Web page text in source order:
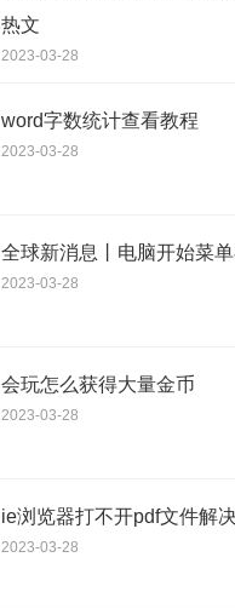
热文
2023-03-28
word字数统计查看教程
2023-03-28
全球新消息丨电脑开始菜
2023-03-28
会玩怎么获得大量金币
2023-03-28
ie浏览器打不开pdf文件解
2023-03-28